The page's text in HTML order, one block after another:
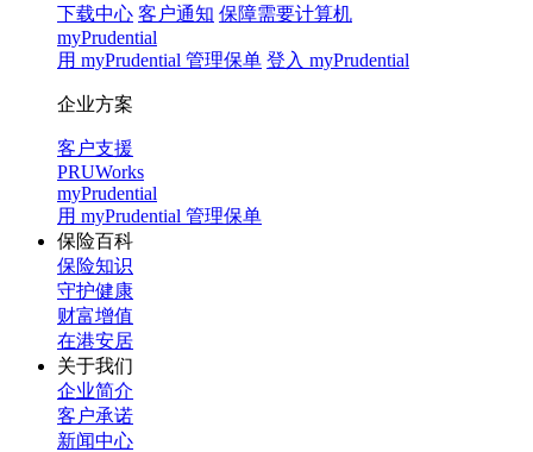
下载中心 客户通知 保障需要计算机
myPrudential
用 myPrudential 管理保单 登入 myPrudential
企业方案
客户支援
PRUWorks
myPrudential
用 myPrudential 管理保单
保险百科
保险知识
守护健康
财富增值
在港安居
关于我们
企业简介
客户承诺
新闻中心